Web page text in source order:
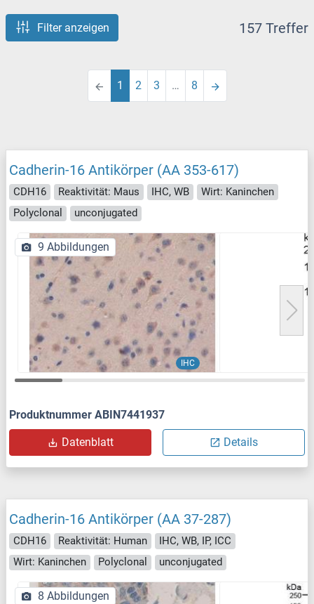
Filter anzeigen 157 Treffer
1 2 3 … 8
Cadherin-16 Antikörper (AA 353-617)
CDH16 Reaktivität: Maus IHC, WB
Wirt: Kaninchen
Polyclonal
unconjugated
IHC
9 Abbildungen
Produktnummer ABIN7441937
Datenblatt Details
Cadherin-16 Antikörper (AA 37-287)
CDH16 Reaktivität: Human
IHC, WB, IP, ICC
Wirt: Kaninchen
Polyclonal unconjugated
8 Abbildungen